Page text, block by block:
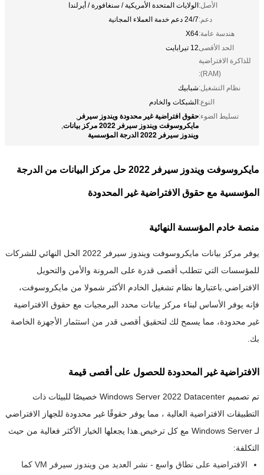
الأصل:الولايات المتحدة الأمريكية / سنغافورة / أيرلندا
دعم:24/7 دعم خدمة العملاء المجانية
هندسة عامة:X64
الحد الأقصى
للذاكرة الافتراضية
(RAM):
12 تيرابايت
نظام التشغيل:شبابيك
النوع:الشبكات والخادم
تسليط الضوء:حقوق افتراضية غير محدودة ويندوز سيرفر ,
مايكروسوفت ويندوز سيرفر 2022 مركز بيانات ,
ويندوز سيرفر 2022 الدرجة المؤسسية
مايكروسوفت ويندوز سيرفر 2022 حل مركز البيانات من الدرجة
المؤسسية مع حقوق الافتراضية غير المحدودة
منصة خادم المؤسسة النهائية
يوفر مركز بيانات مايكروسوفت ويندوز سيرفر 2022 الحل النهائي للشركات
للمؤسسات التي تتطلب أقصى قدرة على المرونة والأمن والتحويل
الافتراضي.باعتبارها نظام تشغيل الخادم الأكثر شمولا من مايكروسوفت،
فإنه يوفر الأساس لبناء مركز بيانات محدد البرمجيات مع حقوق الافتراضية
غير محدودة، مما يسمح لك لتحقيق أقصى قدر من استثمار الأجهزة الخاصة
بك.
الافتراضية غير المحدودة للحصول على أقصى قيمة
تم تصميم Windows Server 2022 Datacenter خصيصًا للبيئات ذات
التطبيقات الافتراضية العالية ، مما يوفر حقوقًا غير محدودة للجهاز الافتراضي
لـ Windows Server مع كل ترخيص.هذا يجعلها الخيار الأكثر فعالية من حيث
التكلفة:
الافتراضية على نطاق واسع - نشر العديد من ويندوز سيرفر VM كما